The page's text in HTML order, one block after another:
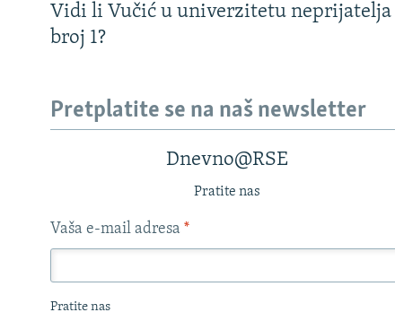
Vidi li Vučić u univerzitetu neprijatelja
broj 1?
Pretplatite se na naš newsletter
Dnevno@RSE
Pratite nas
Vaša e-mail adresa *
Pratite nas